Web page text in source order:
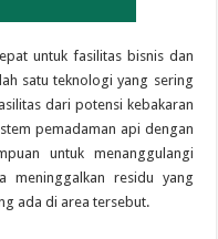
untuk fasilitas bisnis dan
satu teknologi yang sering
dari potensi kebakaran
pemadaman api dengan
untuk menanggulangi
meninggalkan residu yang
ada di area tersebut.